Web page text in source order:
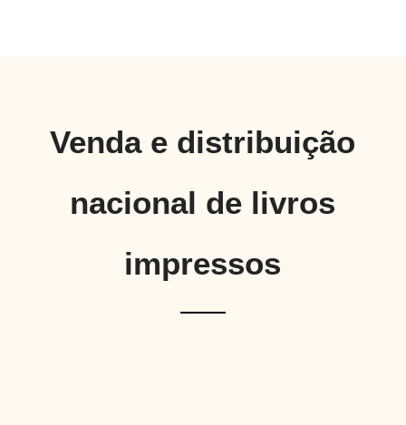
Venda e distribuição
nacional de livros
impressos